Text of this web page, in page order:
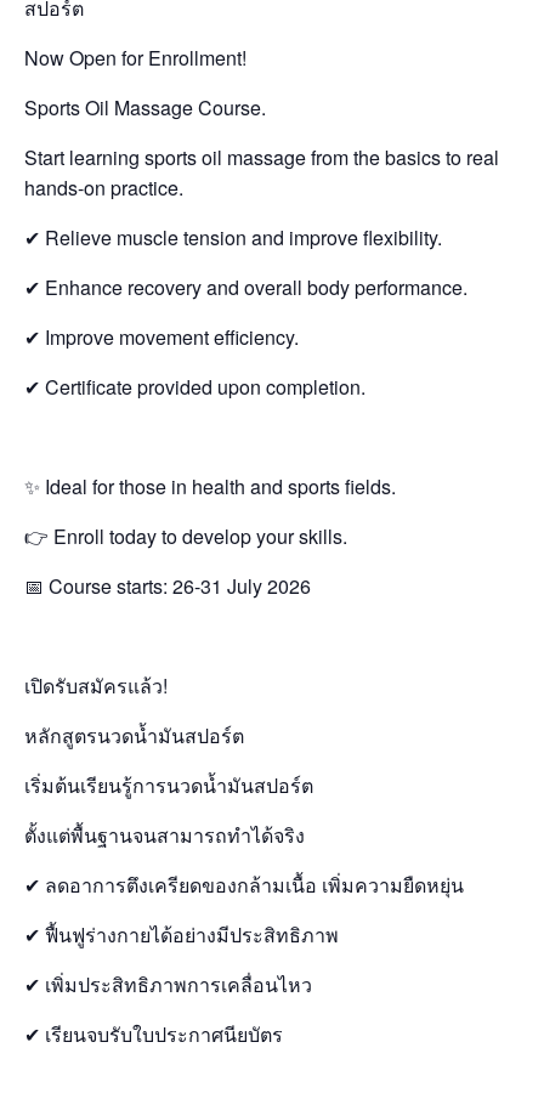
สปอร์ต
Now Open for Enrollment!
Sports Oil Massage Course.
Start learning sports oil massage from the basics to real
hands-on practice.
✔ Relieve muscle tension and improve flexibility.
✔ Enhance recovery and overall body performance.
✔ Improve movement efficiency.
✔ Certificate provided upon completion.
✨ Ideal for those in health and sports fields.
👉 Enroll today to develop your skills.
📅 Course starts: 26-31 July 2026
เปิดรับสมัครแล้ว!
หลักสูตรนวดน้ำมันสปอร์ต
เริ่มต้นเรียนรู้การนวดน้ำมันสปอร์ต
ตั้งแต่พื้นฐานจนสามารถทำได้จริง
✔ ลดอาการตึงเครียดของกล้ามเนื้อ เพิ่มความยืดหยุ่น
✔ ฟื้นฟูร่างกายได้อย่างมีประสิทธิภาพ
✔ เพิ่มประสิทธิภาพการเคลื่อนไหว
✔ เรียนจบรับใบประกาศนียบัตร